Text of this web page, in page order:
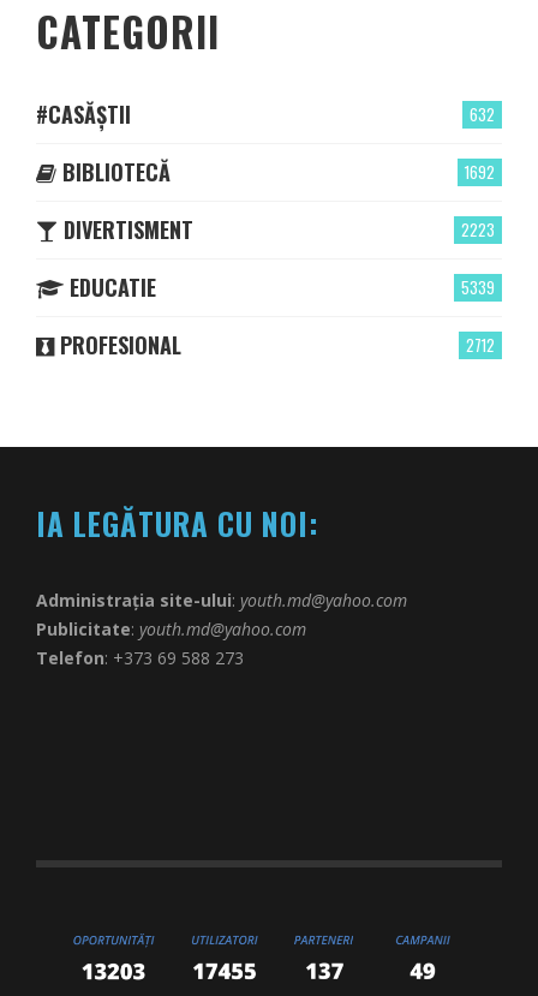
CATEGORII
632
#CASĂȘTII
1692
BIBLIOTECĂ
2223
DIVERTISMENT
5339
EDUCATIE
2712
PROFESIONAL
IA LEGĂTURA CU NOI:
Administrația site-ului: youth.md@yahoo.com
Publicitate: youth.md@yahoo.com
Telefon: +373 69 588 273